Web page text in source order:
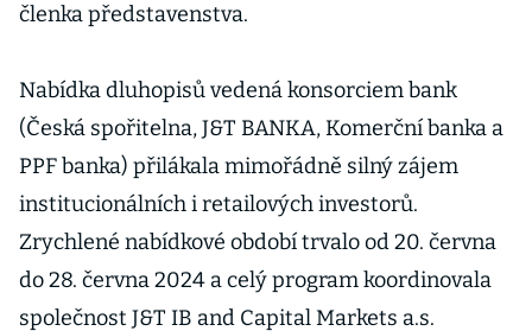
členka představenstva.
Nabídka dluhopisů vedená konsorciem bank
(Česká spořitelna, J&T BANKA, Komerční banka a
PPF banka) přilákala mimořádně silný zájem
institucionálních i retailových investorů.
Zrychlené nabídkové období trvalo od 20. června
do 28. června 2024 a celý program koordinovala
společnost J&T IB and Capital Markets a.s.